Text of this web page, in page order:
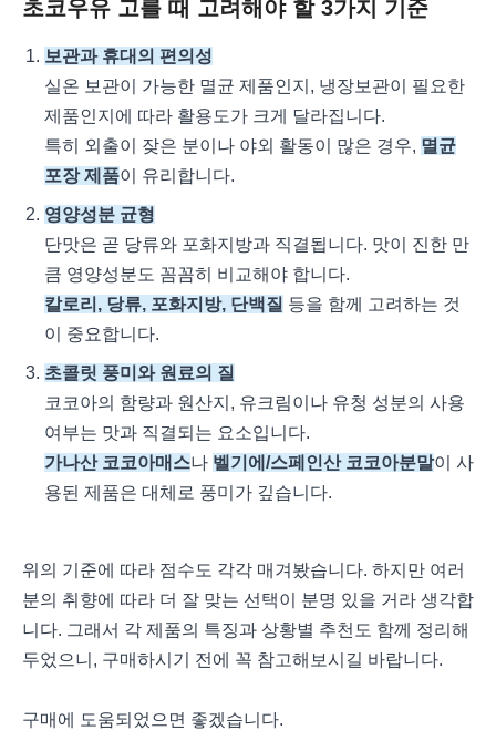
초코우유 고를 때 고려해야 할 3가지 기준
보관과 휴대의 편의성
실온 보관이 가능한 멸균 제품인지, 냉장보관이 필요한
제품인지에 따라 활용도가 크게 달라집니다.
특히 외출이 잦은 분이나 야외 활동이 많은 경우, 멸균
포장 제품이 유리합니다.
영양성분 균형
단맛은 곧 당류와 포화지방과 직결됩니다. 맛이 진한 만
큼 영양성분도 꼼꼼히 비교해야 합니다.
칼로리, 당류, 포화지방, 단백질 등을 함께 고려하는 것
이 중요합니다.
초콜릿 풍미와 원료의 질
코코아의 함량과 원산지, 유크림이나 유청 성분의 사용
여부는 맛과 직결되는 요소입니다.
가나산 코코아매스나 벨기에/스페인산 코코아분말이 사
용된 제품은 대체로 풍미가 깊습니다.
위의 기준에 따라 점수도 각각 매겨봤습니다. 하지만 여러
분의 취향에 따라 더 잘 맞는 선택이 분명 있을 거라 생각합
니다. 그래서 각 제품의 특징과 상황별 추천도 함께 정리해
두었으니, 구매하시기 전에 꼭 참고해보시길 바랍니다.
구매에 도움되었으면 좋겠습니다.